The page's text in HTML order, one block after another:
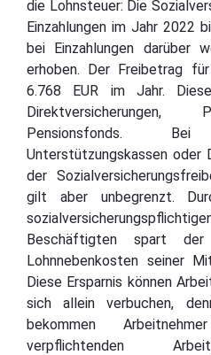
die Lohnsteuer: Die
Einzahlungen im Jahr 2022
bei Einzahlungen darüber
erhoben. Der Freibetrag
6.768 EUR im Jahr.
Direktversicherungen,
Pensionsfonds.
Unterstützungskassen oder
der
gilt aber unbegrenzt.
Beschäftigten spart
Lohnnebenkosten seiner
Diese Ersparnis können
sich allein verbuchen,
bekommen
verpflichtenden